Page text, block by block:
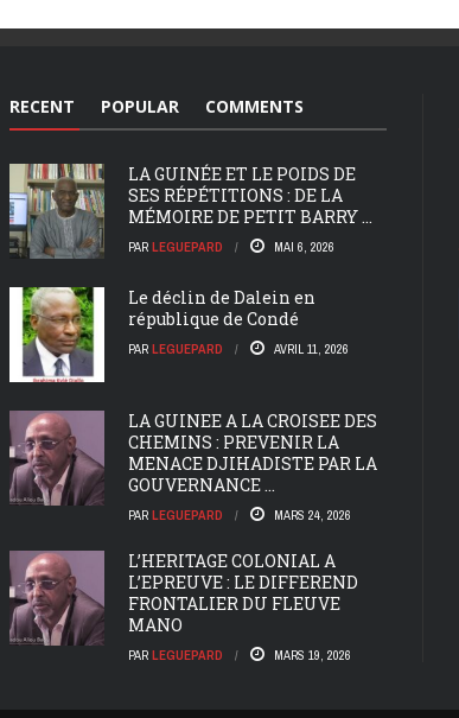
RECENT POPULAR COMMENTS
LA GUINÉE ET LE POIDS DE
SES RÉPÉTITIONS : DE LA
MÉMOIRE DE PETIT BARRY ...
PAR LEGUEPARD MAI 6, 2026
Le déclin de Dalein en
république de Condé
PAR LEGUEPARD AVRIL 11, 2026
LA GUINEE A LA CROISEE DES
CHEMINS : PREVENIR LA
MENACE DJIHADISTE PAR LA
GOUVERNANCE ...
PAR LEGUEPARD MARS 24, 2026
L’HERITAGE COLONIAL A
L’EPREUVE : LE DIFFEREND
FRONTALIER DU FLEUVE
MANO
PAR LEGUEPARD MARS 19, 2026